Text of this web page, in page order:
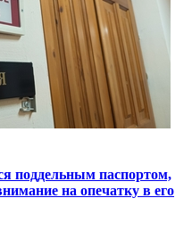
поддельным паспортом,
на опечатку в его